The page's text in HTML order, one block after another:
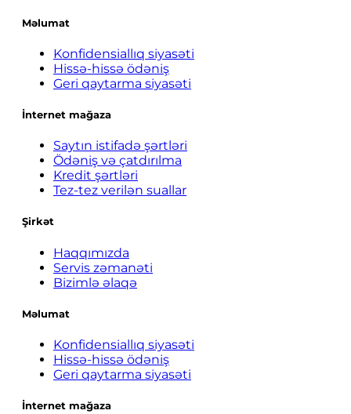
Məlumat
Konfidensiallıq siyasəti
Hissə-hissə ödəniş
Geri qaytarma siyasəti
İnternet mağaza
Saytın istifadə şərtləri
Ödəniş və çatdırılma
Kredit şərtləri
Tez-tez verilən suallar
Şirkət
Haqqımızda
Servis zəmanəti
Bizimlə əlaqə
Məlumat
Konfidensiallıq siyasəti
Hissə-hissə ödəniş
Geri qaytarma siyasəti
İnternet mağaza